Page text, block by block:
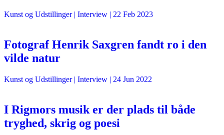
Kunst og Udstillinger| Interview | 22 Feb 2023
Fotograf Henrik Saxgren fandt ro i den
vilde natur
Kunst og Udstillinger| Interview | 24 Jun 2022
I Rigmors musik er der plads til både
tryghed, skrig og poesi